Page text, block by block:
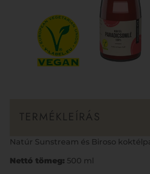
TERMÉKLEÍRÁS
Natúr Sunstream és Biroso
Nettó tömeg: 500 ml